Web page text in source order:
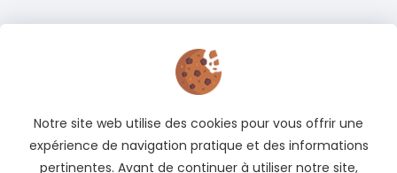
Notre site web utilise des cookies pour vous offrir une
expérience de navigation pratique et des informations
pertinentes. Avant de continuer à utiliser notre site,